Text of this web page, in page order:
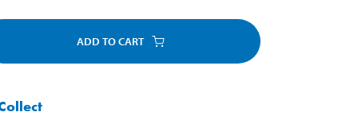
ADD TO CART